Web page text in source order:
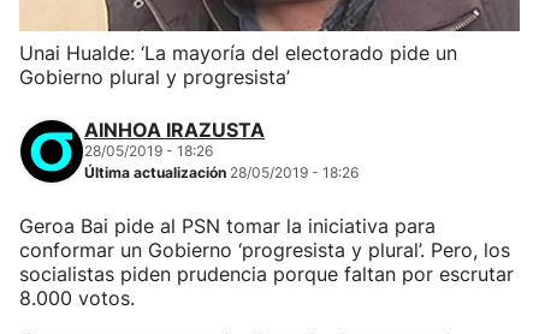
Unai Hualde: ‘La mayoría del electorado pide un
Gobierno plural y progresista’
AINHOA IRAZUSTA
28/05/2019 - 18:26
Última actualización 28/05/2019 - 18:26
Geroa Bai pide al PSN tomar la iniciativa para
conformar un Gobierno ‘progresista y plural’. Pero, los
socialistas piden prudencia porque faltan por escrutar
8.000 votos.